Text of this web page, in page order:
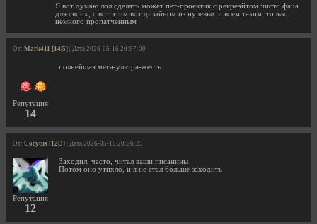
Я вот думаю лол сделать может пет-проектик с рекреэйтом чисто фача
для своих, с вот этим вот дизайном из нулевых и всем таким, только
немного пропатченным
От: Mark411 [14|5] | Дата 2026-05-16 20:57:00
Репутация
14
полнейшая мега-ультра-жесть
От: Cocytus [12|3] | Дата 2026-05-16 20:26:23
Репутация
12
Заходил, часто, читал ваши писанины
Потом оно утихло, и я не стал больше заходить